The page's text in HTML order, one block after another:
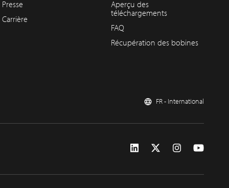
Presse
Carrière
Aperçu des
téléchargements
FAQ
Récupération des bobines
FR - International